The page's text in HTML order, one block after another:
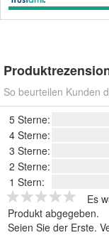
So beurteilen Kunden
5 Sterne:
4 Sterne:
3 Sterne:
2 Sterne:
1 Stern:
Es
Produkt abgegeben.
Seien Sie der Erste.